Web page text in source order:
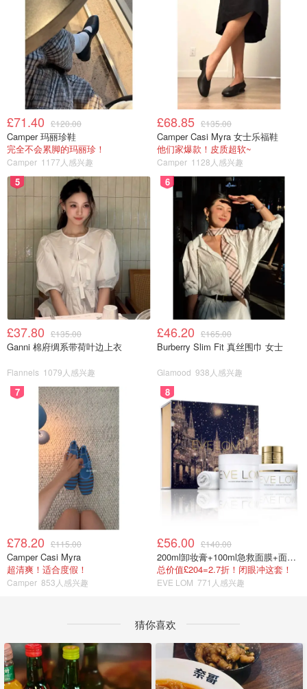
£71.40 £120.00
Camper 玛丽珍鞋
完全不会累脚的玛丽珍！
Camper 1177人感兴趣
£68.85 £135.00
Camper Casi Myra 女士乐福鞋
他们家爆款！皮质超软~
Camper 1128人感兴趣
5
£37.80 £135.00
Ganni 棉府绸系带荷叶边上衣
Flannels 1079人感兴趣
6
£46.20 £165.00
Burberry Slim Fit 真丝围巾 女士
Glamood 938人感兴趣
7
£78.20 £115.00
Camper Casi Myra
超清爽！适合度假！
Camper 853人感兴趣
8
£56.00 £140.00
200ml卸妆膏+100ml急救面膜+面霜+洁颜布
总价值£204=2.7折！闭眼冲这套！
EVE LOM 771人感兴趣
猜你喜欢